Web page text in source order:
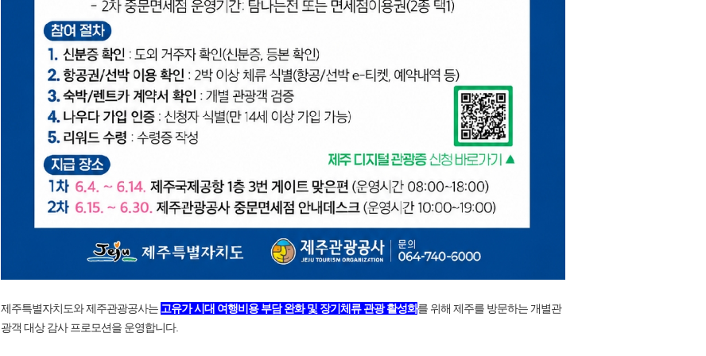
제주특별자치도와 제주관광공사는 고유가 시대 여행비용 부담 완화 및 장기체류 관광 활성화를 위해 제주를 방문하는 개별관
광객 대상 감사 프로모션을 운영합니다.